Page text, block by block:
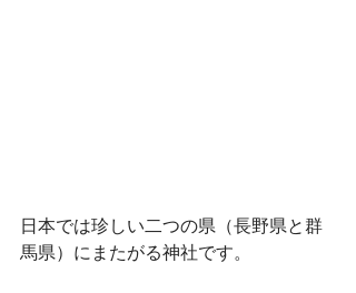
日本では珍しい二つの県（長野県と群
馬県）にまたがる神社です。